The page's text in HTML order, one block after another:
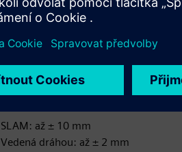
Velmi vysoká přesnost
SLAM: až ± 10 mm
Vedená dráhou: až ± 2 mm